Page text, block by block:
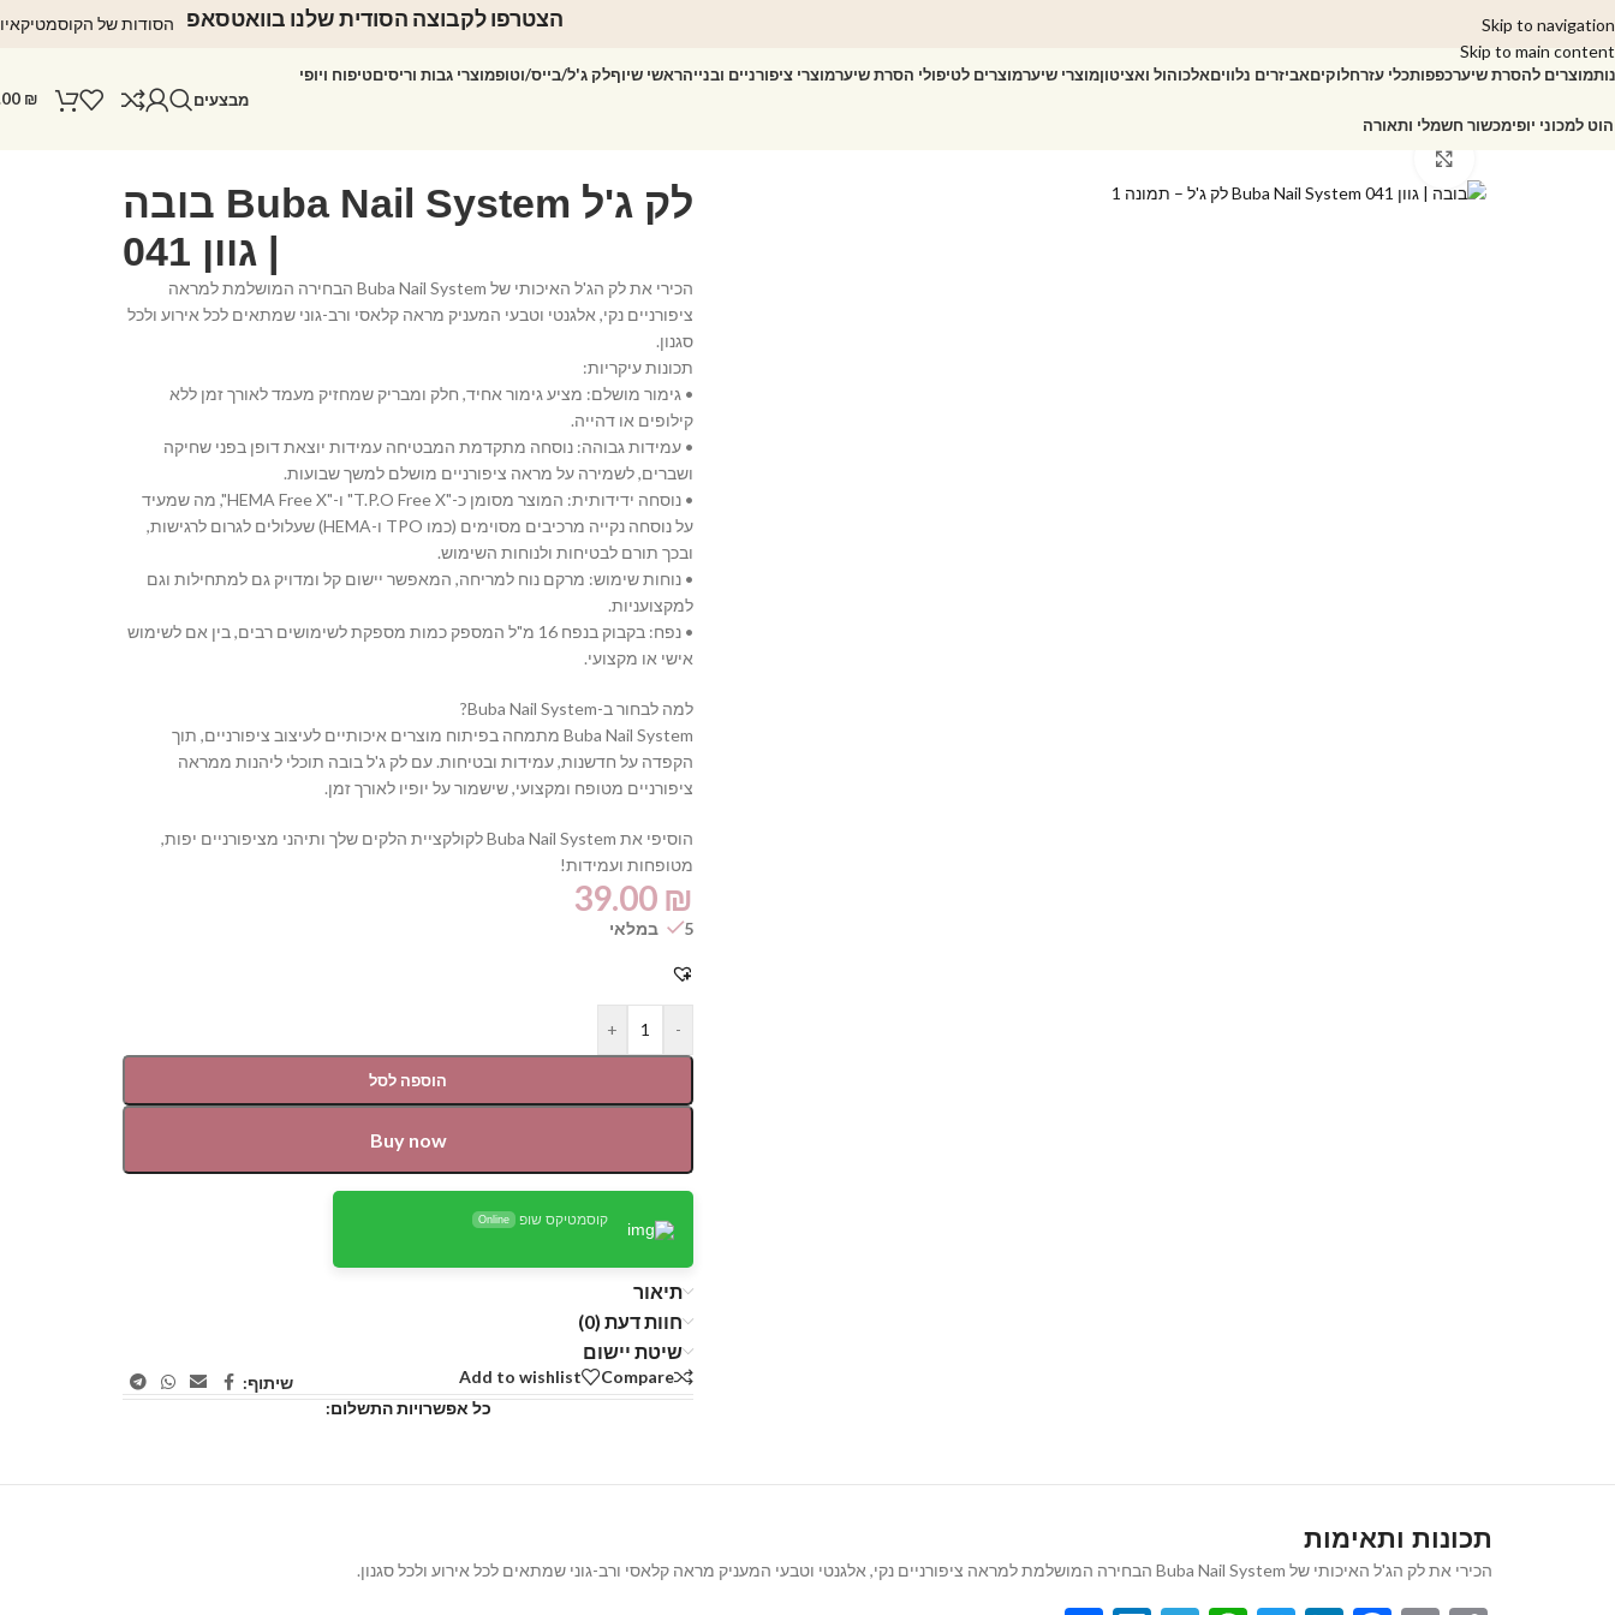
Skip to navigation
Skip to main content
הצטרפו לקבוצה הסודית שלנו בוואטסאפ הסודות של
מוצרים להסרת שיערכפפותכלי עזרחלוקיםאביזרים נלוויםאלכוהול ואציטוןמוצרי שיערמוצרים לטיפולי הסרת שיערמוצרי ציפורניים ובנייהראשי שיוףלק ג'ל/בייס/וטופמוצרי גבות וריסיםטיפוח ויופי
למכוני יופימכשור חשמלי ותאורה
מבצעים ₪
עמוד הבית /לק ג'ל/טופ/בייס/ לק ג'ל/לק ג'ל Buba Nail System בובה | גוון 041
לק ג'ל Buba Nail System בובה
| גוון 041
הכירי את לק הג'ל האיכותי של Buba Nail System הבחירה המושלמת למראה
ציפורניים נקי, אלגנטי וטבעי המעניק מראה קלאסי ורב-גוני שמתאים לכל אירוע ולכל
סגנון.
תכונות עיקריות:
• גימור מושלם: מציע גימור אחיד, חלק ומבריק שמחזיק מעמד לאורך זמן ללא
קילופים או דהייה.
• עמידות גבוהה: נוסחה מתקדמת המבטיחה עמידות יוצאת דופן בפני שחיקה
ושברים, לשמירה על מראה ציפורניים מושלם למשך שבועות.
• נוסחה ידידותית: המוצר מסומן כ-"T.P.O Free X" ו-"HEMA Free X", מה שמעיד
על נוסחה נקייה מרכיבים מסוימים (כמו TPO ו-HEMA) שעלולים לגרום לרגישות,
ובכך תורם לבטיחות ולנוחות השימוש.
• נוחות שימוש: מרקם נוח למריחה, המאפשר יישום קל ומדויק גם למתחילות וגם
למקצועניות.
• נפח: בקבוק בנפח 16 מ"ל המספק כמות מספקת לשימושים רבים, בין אם לשימוש
אישי או מקצועי.
למה לבחור ב-Buba Nail System?
Buba Nail System מתמחה בפיתוח מוצרים איכותיים לעיצוב ציפורניים, תוך
הקפדה על חדשנות, עמידות ובטיחות. עם לק ג'ל בובה תוכלי ליהנות ממראה
ציפורניים מטופח ומקצועי, שישמור על יופיו לאורך זמן.
הוסיפי את Buba Nail System לקולקציית הלקים שלך ותיהני מציפורניים יפות,
מטופחות ועמידות!
39.00 ₪
5 במלאי
-
+
הוספה לסל
Buy now
קוסמטיקס שופ Online
תיאור
חוות דעת (0)
שיטת יישום
Compare
Add to wishlist
שיתוף:
כל אפשרויות התשלום:
תכונות ותאימות
הכירי את לק הג'ל האיכותי של Buba Nail System הבחירה המושלמת למראה ציפורניים נקי, אלגנטי וטבעי המעניק מראה קלאסי ורב-גוני שמתאים לכל אירוע ולכל סגנון.